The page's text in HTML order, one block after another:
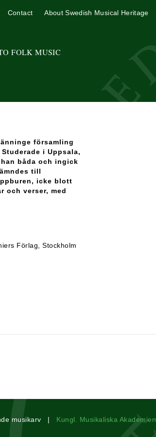
FOLK MUSIC
Contact About Swedish Musical Heritage
församling
i Uppsala,
båda och ingick
till
icke blott
och verser, med
Förlag, Stockholm
musikarv | Kungl. Musikaliska Akademien